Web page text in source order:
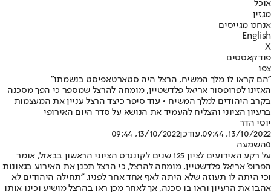
אוכל
מגזין
אנחנו מגייסים
English
X
פודקאסטים
צפו
"הם קראו לו מלך המשיח, הרצל היה סטארטאפיסט בנשמתו"
האזינו לפרופסור אריאל פלדשטיין, מומחה להרצל שמספר כי הפך מסכנה
בקרב היהודים למלך המשיח • עוד סיפר כיצד הרצל עניין את המעצמות
ברעיון הציוני והצליח להעמיד את הנושא על סדר היום האירופי
יוסי הדר
13/10/2022, 09:44
,עודכן13/10/2022, 09:44
0השמעה
על רקע האירועים לציון 125 שנים לקונגרס הציוני הראשון בבאזל, אומר
הפרופ' אריאל פלדשטיין, מומחה להרצל, כי הרצל תכנן את האירוע בגאונות
וכי היתה לו תעוזה שלא היתה לאף אחד אחר לפניו. "תחילה היהודים לא
אהבו את הרעיון וראו בו סכנה, אך לאחר מכן ראו בהרצל מושיע וכינו אותו